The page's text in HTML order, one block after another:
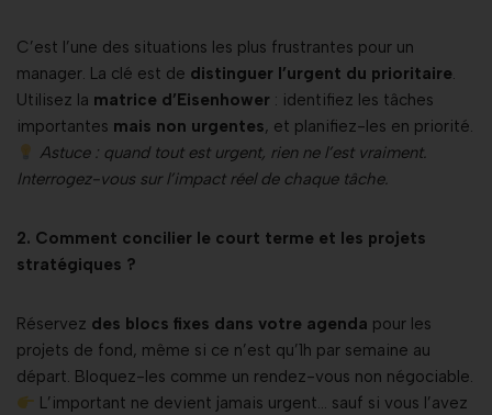
C’est l’une des situations les plus frustrantes pour un
manager. La clé est de distinguer l’urgent du prioritaire.
Utilisez la matrice d’Eisenhower : identifiez les tâches
importantes mais non urgentes, et planifiez-les en priorité.
Astuce : quand tout est urgent, rien ne l’est vraiment.
Interrogez-vous sur l’impact réel de chaque tâche.
2. Comment concilier le court terme et les projets
stratégiques ?
Réservez des blocs fixes dans votre agenda pour les
projets de fond, même si ce n’est qu’1h par semaine au
départ. Bloquez-les comme un rendez-vous non négociable.
L’important ne devient jamais urgent… sauf si vous l’avez